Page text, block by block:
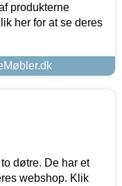
produkterne
her for at se deres
døtre. De har et
webshop. Klik